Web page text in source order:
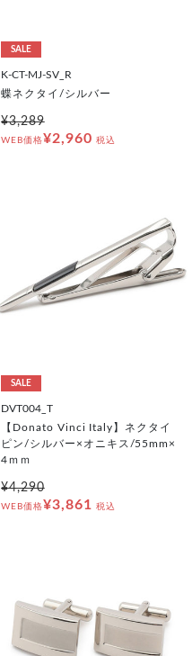
SALE
K-CT-MJ-SV_R
蝶ネクタイ/シルバー
¥3,289
WEB価格¥2,960 税込
SALE
DVT004_T
【Donato Vinci Italy】ネクタイ
ピン/シルバー×オニキス/55mm×
4ｍｍ
¥4,290
WEB価格¥3,861 税込